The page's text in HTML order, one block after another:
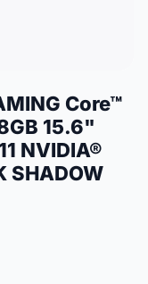
Core™
15.6"
NVIDIA®
SHADOW